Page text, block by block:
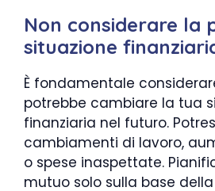
Non considerare la
situazione
È fondamentale
potrebbe cambiare la tua
finanziaria nel futuro.
cambiamenti di lavoro,
o spese inaspettate.
mutuo solo sulla base